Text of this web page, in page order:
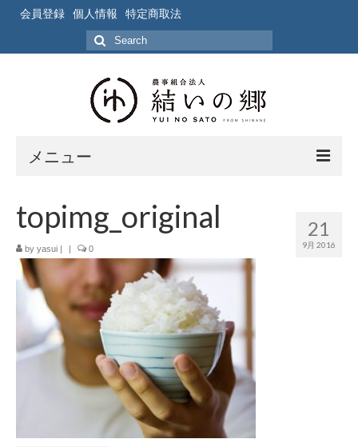
会員登録 個人情報
特定商取法
Search
for:
メニュー
作業風景
写真
ブログ
ブログ記事の要約一覧
ブログ記事の全記事一覧
21
9月 2016
topimg_original
by yasui | | 0